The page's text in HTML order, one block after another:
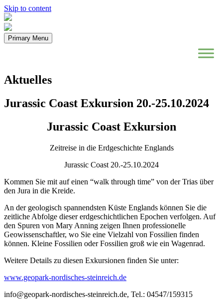
Skip to content
Primary Menu
Aktuelles
Jurassic Coast Exkursion 20.-25.10.2024
Jurassic Coast Exkursion
Zeitreise in die Erdgeschichte Englands
Jurassic Coast 20.-25.10.2024
Kommen Sie mit auf einen “walk through time” von der Trias über
den Jura in die Kreide.
An der geologisch spannendsten Küste Englands können Sie die
zeitliche Abfolge dieser erdgeschichtlichen Epochen verfolgen. Auf
den Spuren von Mary Anning zeigen Ihnen professionelle
Geowissenschaftler, wo Sie eine Vielzahl von Fossilien finden
können. Kleine Fossilien oder Fossilien groß wie ein Wagenrad.
Weitere Details zu diesen Exkursionen finden Sie unter:
www.geopark-nordisches-steinreich.de
info@geopark-nordisches-steinreich.de, Tel.: 04547/159315